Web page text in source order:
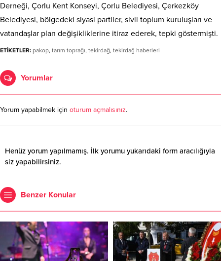
Derneği, Çorlu Kent Konseyi, Çorlu Belediyesi, Çerkezköy
Belediyesi, bölgedeki siyasi partiler, sivil toplum kuruluşları ve
vatandaşlar plan değişikliklerine itiraz ederek, tepki göstermişti.
ETİKETLER: pakop, tarım toprağı, tekirdağ, tekirdağ haberleri
Yorumlar
Yorum yapabilmek için oturum açmalısınız.
Henüz yorum yapılmamış. İlk yorumu yukarıdaki form aracılığıyla
siz yapabilirsiniz.
Benzer Konular